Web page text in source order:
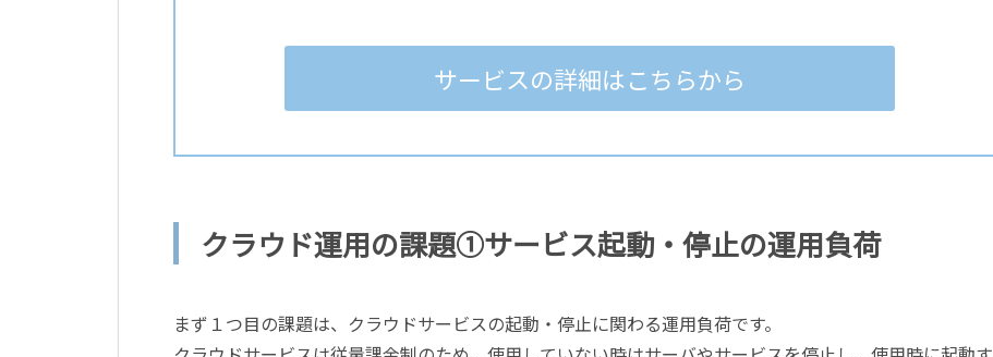
サービスの詳細はこちらから
クラウド運用の課題①サービス起動・停止の運用負荷
まず１つ目の課題は、クラウドサービスの起動・停止に関わる運用負荷です。